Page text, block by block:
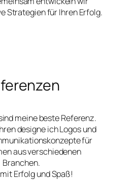
Strategien für Ihren Erfolg.
meine beste Referenz.
designe ich Logos und
für
aus verschiedenen
Branchen.
Erfolg und Spaß!